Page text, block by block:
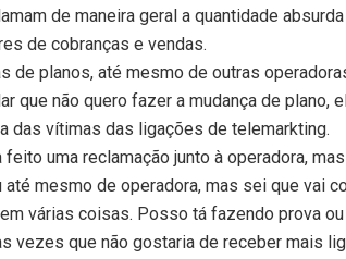
de maneira geral a quantidade absurda
de cobranças e vendas.
de planos, até mesmo de outras
que não quero fazer a mudança de plano,
das vítimas das ligações de telemarkting.
feito uma reclamação junto à operadora,
mesmo de operadora, mas sei que vai
várias coisas. Posso tá fazendo prova
vezes que não gostaria de receber mais